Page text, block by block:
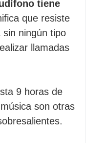
tiene
que resiste
ningún tipo
llamadas
9 horas de
son otras